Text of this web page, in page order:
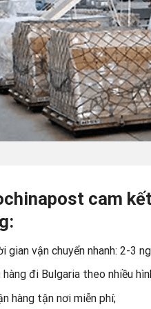
cam
gian vận chuyển nhanh: 2-3
hàng đi Bulgaria theo nhiều
hàng tận nơi miễn phí;